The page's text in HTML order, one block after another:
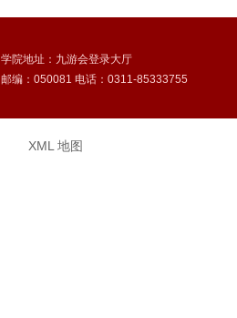
学院地址：九游会登录大厅
邮编：050081 电话：0311-85333755
XML 地图